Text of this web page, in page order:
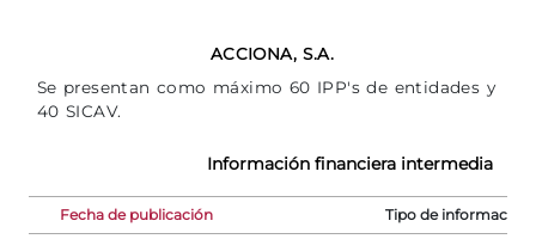
ACCIONA, S.A.
Se presentan como máximo 60 IPP's de entidades y
40 SICAV.
Información financiera intermedia
Fecha de publicación
Tipo de información